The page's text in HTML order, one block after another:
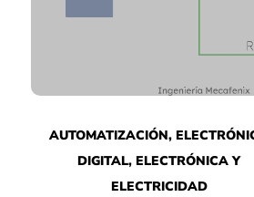
AUTOMATIZACIÓN,
DIGITAL, ELECTRÓNICA Y
ELECTRICIDAD